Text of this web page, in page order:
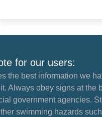
for our users:
the best information we
Always obey signs at the
government agencies.
swimming hazards